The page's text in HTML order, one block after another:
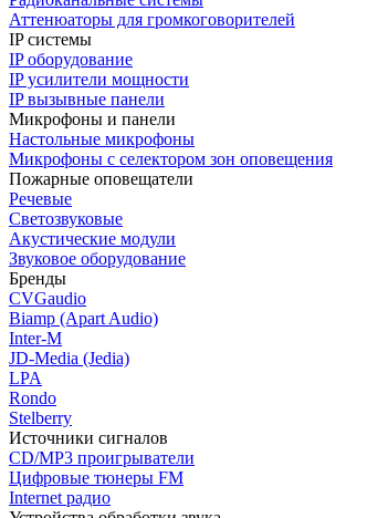
Аттенюаторы для громкоговорителей
IP системы
IP оборудование
IP усилители мощности
IP вызывные панели
Микрофоны и панели
Настольные микрофоны
Микрофоны с селектором зон оповещения
Пожарные оповещатели
Речевые
Светозвуковые
Акустические модули
Звуковое оборудование
Бренды
CVGaudio
Biamp (Apart Audio)
Inter-M
JD-Media (Jedia)
LPA
Rondo
Stelberry
Источники сигналов
CD/MP3 проигрыватели
Цифровые тюнеры FM
Internet радио